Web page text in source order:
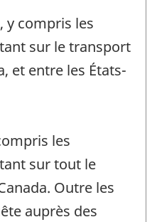
y compris les
sur le transport
et entre les États-
les
sur tout le
Outre les
auprès des